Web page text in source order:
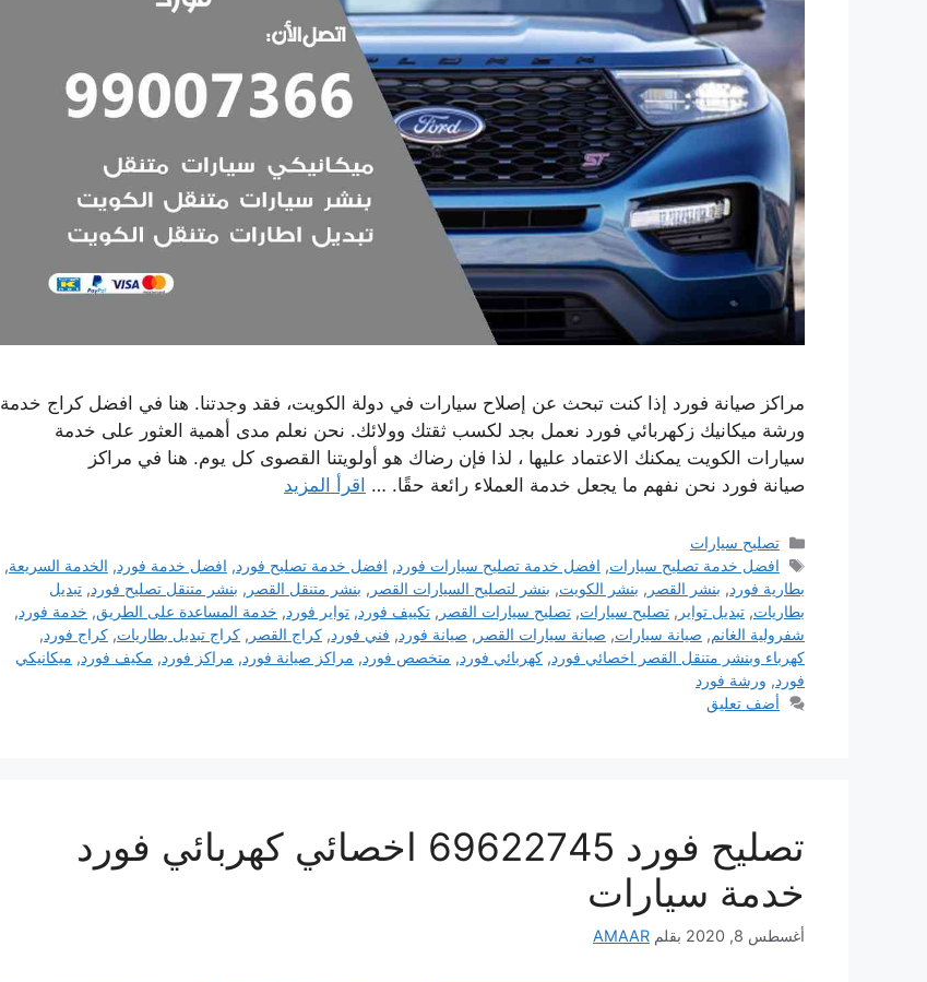
مراكز صيانة فورد إذا كنت تبحث عن إصلاح سيارات في دولة الكويت، فقد وجدتنا. هنا في افضل كراج خدمة
ورشة ميكانيك زكهربائي فورد نعمل بجد لكسب ثقتك وولائك. نحن نعلم مدى أهمية العثور على خدمة
سيارات الكويت يمكنك الاعتماد عليها ، لذا فإن رضاك ​​هو أولويتنا القصوى كل يوم. هنا في مراكز
صيانة فورد نحن نفهم ما يجعل خدمة العملاء رائعة حقًا. … اقرأ المزيد
التصنيفات
تصليح سيارات
الوسوم
افضل خدمة تصليح سيارات, افضل خدمة تصليح سيارات فورد, افضل خدمة تصليح فورد, افضل خدمة فورد, الخدمة السريعة,
بطارية فورد, بنشر القصر , بنشر الكويت, بنشر لتصليح السيارات القصر , بنشر متنقل القصر , بنشر متنقل تصليح فورد, تبديل
بطاريات, تبديل تواير , تصليح سيارات, تصليح سيارات القصر , تكييف فورد, تواير فورد, خدمة المساعدة على الطريق, خدمة فورد,
شفرولية الغانم, صيانة سيارات, صيانة سيارات القصر , صيانة فورد, فني فورد, كراج القصر , كراج تبديل بطاريات, كراج فورد,
كهرباء وبنشر متنقل القصر اخصائي فورد, كهربائي فورد, متخصص فورد, مراكز صيانة فورد, مراكز فورد, مكيف فورد, ميكانيكي
فورد, ورشة فورد
أضف تعليق
تصليح فورد 69622745 اخصائي كهربائي فورد
خدمة سيارات
أغسطس 8, 2020 بقلم AMAAR